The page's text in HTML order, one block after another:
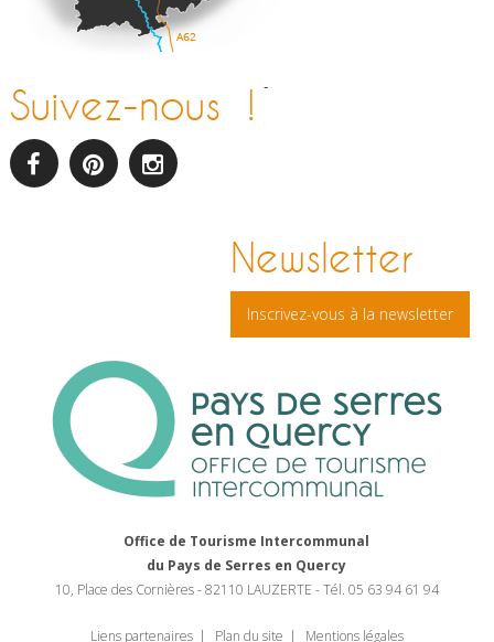
Suivez-nous !
Newsletter
Inscrivez-vous à la newsletter
-
Office de Tourisme Intercommunal
du Pays de Serres en Quercy
10, Place des Cornières - 82110 LAUZERTE - Tél. 05 63 94 61 94
Liens partenaires Plan du site Mentions légales